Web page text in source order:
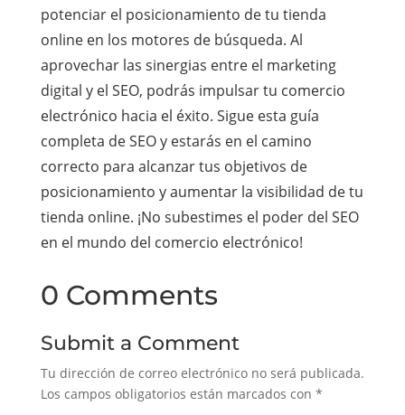
potenciar el posicionamiento de tu tienda
online en los motores de búsqueda. Al
aprovechar las sinergias entre el marketing
digital y el SEO, podrás impulsar tu comercio
electrónico hacia el éxito. Sigue esta guía
completa de SEO y estarás en el camino
correcto para alcanzar tus objetivos de
posicionamiento y aumentar la visibilidad de tu
tienda online. ¡No subestimes el poder del SEO
en el mundo del comercio electrónico!
0 Comments
Submit a Comment
Tu dirección de correo electrónico no será publicada.
Los campos obligatorios están marcados con *